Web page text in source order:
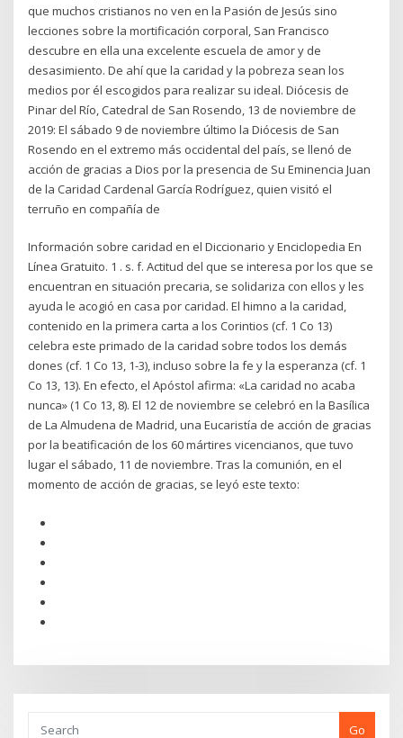
que muchos cristianos no ven en la Pasión de Jesús sino
lecciones sobre la mortificación corporal, San Francisco
descubre en ella una excelente escuela de amor y de
desasimiento. De ahí que la caridad y la pobreza sean los
medios por él escogidos para realizar su ideal. Diócesis de
Pinar del Río, Catedral de San Rosendo, 13 de noviembre de
2019: El sábado 9 de noviembre último la Diócesis de San
Rosendo en el extremo más occidental del país, se llenó de
acción de gracias a Dios por la presencia de Su Eminencia Juan
de la Caridad Cardenal García Rodríguez, quien visitó el
terruño en compañía de
Información sobre caridad en el Diccionario y Enciclopedia En
Línea Gratuito. 1 . s. f. Actitud del que se interesa por los que se
encuentran en situación precaria, se solidariza con ellos y les
ayuda le acogió en casa por caridad. El himno a la caridad,
contenido en la primera carta a los Corintios (cf. 1 Co 13)
celebra este primado de la caridad sobre todos los demás
dones (cf. 1 Co 13, 1-3), incluso sobre la fe y la esperanza (cf. 1
Co 13, 13). En efecto, el Apóstol afirma: «La caridad no acaba
nunca» (1 Co 13, 8). El 12 de noviembre se celebró en la Basílica
de La Almudena de Madrid, una Eucaristía de acción de gracias
por la beatificación de los 60 mártires vicencianos, que tuvo
lugar el sábado, 11 de noviembre. Tras la comunión, en el
momento de acción de gracias, se leyó este texto:
Go